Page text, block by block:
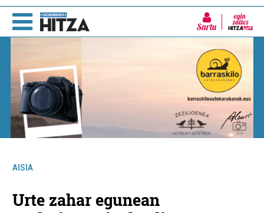
Sartu
AISIA
Urte zahar egunean